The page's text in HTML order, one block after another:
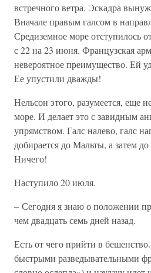
встречного ветра. Эскадра
Вначале правым галсом в
Средиземное море отступилось
с 22 на 23 июня. Французская
невероятное преимущество. Ей
Ее упустили дважды!
Нельсон этого, разумеется, еще
море. И делает это с завидным
упрямством. Галс налево, галс
добирается до Мальты, а затем
Ничего!
Наступило 20 июля.
– Сегодня я знаю о положении
чем двадцать семь дней назад.
Есть от чего прийти в
быстрыми разведывательными